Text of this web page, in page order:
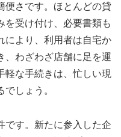
便さです。ほとんどの貸
を受け付け、必要書類も
により、利用者は自宅か
、わざわざ店舗に足を運
軽な手続きは、忙しい現
しょう。
です。新たに参入した企